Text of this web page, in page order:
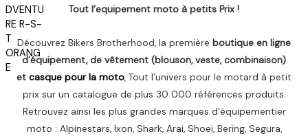
.
م
.
.
l
t
:
e
:
1
,
6
5
Tout l’equipement moto à petits Prix !
Découvrez Bikers Brotherhood, la première boutique en ligne
d’équipement, de vêtement (blouson, veste, combinaison)
et casque pour la moto, Tout l’univers pour le motard à petit
prix sur un catalogue de plus 30 000 références produits.
Retrouvez ainsi les plus grandes marques d’équipementier
moto : Alpinestars, Ixon, Shark, Arai, Shoei, Bering, Segura,